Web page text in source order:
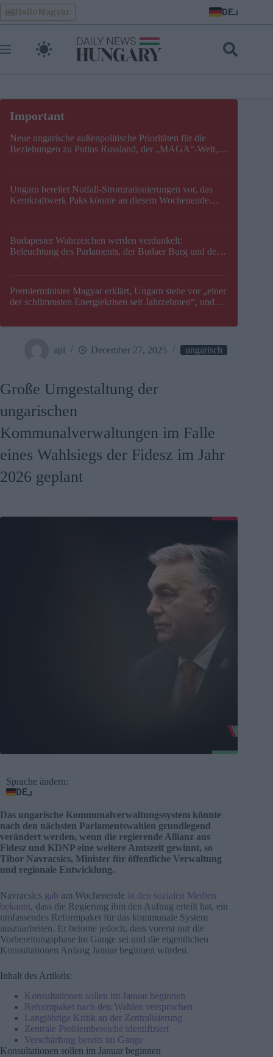
Skip
to
content
HelloMagyar DE
Neue ungarische außenpolitische Prioritäten für die
Beziehungen zu Putins Russland, der „MAGA“-Welt,
Ungarn bereitet Notfall-Stromrationierungen vor, das
Kernkraftwerk Paks könnte an diesem Wochenende
Budapester Wahrzeichen werden verdunkelt:
Beleuchtung des Parlaments, der Budaer Burg und der
Premierminister Magyar erklärt, Ungarn stehe vor „einer
der schlimmsten Energiekrisen seit Jahrzehnten“, und
api December 27, 2025 ungarisch
Große Umgestaltung der
ungarischen
Kommunalverwaltungen im Falle
eines Wahlsiegs der Fidesz im Jahr
2026 geplant
Sprache ändern:
DE
Das ungarische Kommunalverwaltungssystem könnte
nach den nächsten Parlamentswahlen grundlegend
verändert werden, wenn die regierende Allianz aus
Fidesz und KDNP eine weitere Amtszeit gewinnt, so
Tibor Navracsics, Minister für öffentliche Verwaltung
und regionale Entwicklung.
Navracsics gab am Wochenende in den sozialen Medien
bekannt, dass die Regierung ihm den Auftrag erteilt hat, ein
umfassendes Reformpaket für das kommunale System
auszuarbeiten. Er betonte jedoch, dass vorerst nur die
Vorbereitungsphase im Gange sei und die eigentlichen
Konsultationen Anfang Januar beginnen würden.
Inhalt des Artikels:
Konsultationen sollen im Januar beginnen
Reformpaket nach den Wahlen versprochen
Langjährige Kritik an der Zentralisierung
Zentrale Problembereiche identifiziert
Verschärfung bereits im Gange
Konsultationen sollen im Januar beginnen